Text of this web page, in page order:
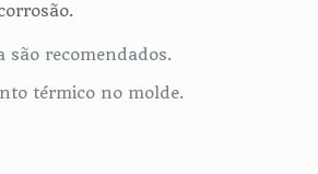
recomendados.
térmico no molde.